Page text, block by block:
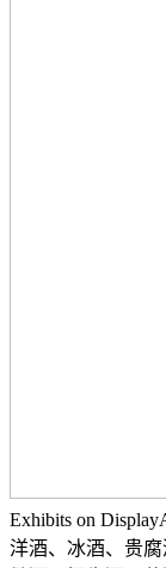
Exhibits on
洋酒、冰酒、贵